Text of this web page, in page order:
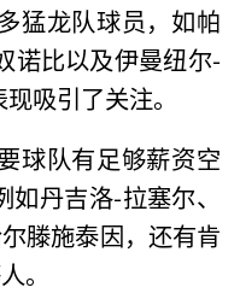
猛龙队球员，如帕
诺比以及伊曼纽尔-
吸引了关注。
球队有足够薪资空
丹吉洛-拉塞尔、
滕施泰因，还有肯
。